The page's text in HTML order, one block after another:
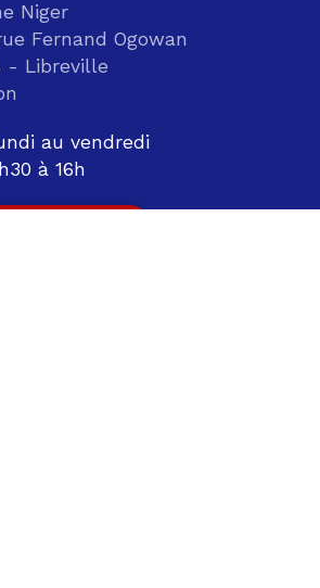
Niger
Fernand Ogowan
- Libreville
au vendredi
à 16h